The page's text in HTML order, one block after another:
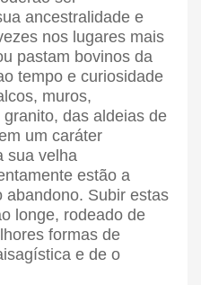
ancestralidade e
nos lugares mais
pastam bovinos da
tempo e curiosidade
muros,
das aldeias de
um caráter
sua velha
estão a
abandono. Subir estas
longe, rodeado de
formas de
e de o